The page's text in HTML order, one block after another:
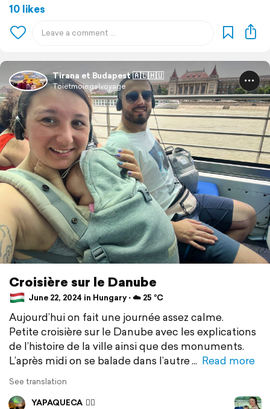
10 likes
Tirana et Budapest 🇦🇱🇭🇺
Toietmoiegalvoyage
Croisière sur le Danube
June 22, 2024 in Hungary ⋅ ☁️ 25 °C
Aujourd’hui on fait une journée assez calme.
Petite croisière sur le Danube avec les explications
de l’histoire de la ville ainsi que des monuments.
L’après midi on se balade dans l’autre
Read more
See translation
YAPAQUECA 👍🏻